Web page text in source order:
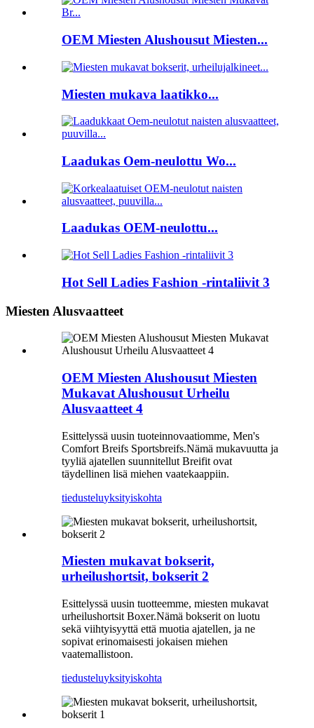
OEM Miesten Alushousut Miesten...
Miesten mukava laatikko...
Laadukas Oem-neulottu Wo...
Laadukas OEM-neulottu...
Hot Sell Ladies Fashion -rintaliivit 3
Miesten Alusvaatteet
OEM Miesten Alushousut Miesten
Mukavat Alushousut Urheilu
Alusvaatteet 4
Esittelyssä uusin tuoteinnovaatiomme, Men's
Comfort Breifs Sportsbreifs.Nämä mukavuutta ja
tyyliä ajatellen suunnitellut Breifit ovat
täydellinen lisä miehen vaatekaappiin.
tiedusteluyksityiskohta
Miesten mukavat bokserit,
urheilushortsit, bokserit 2
Esittelyssä uusin tuotteemme, miesten mukavat
urheilushortsit Boxer.Nämä bokserit on luotu
sekä viihtyisyyttä että muotia ajatellen, ja ne
sopivat erinomaisesti jokaisen miehen
vaatemallistoon.
tiedusteluyksityiskohta